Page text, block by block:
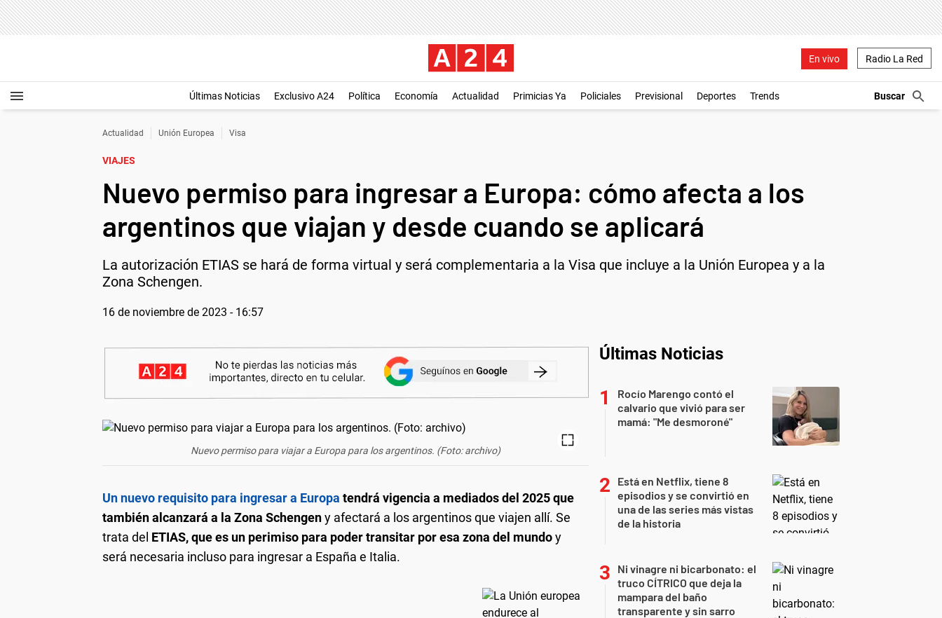
En vivo Radio La Red
Últimas Noticias Exclusivo A24 Política Economía Actualidad Primicias Ya Policiales Previsional Deportes Trends
Actualidad Unión Europea Visa
VIAJES
Nuevo permiso para ingresar a Europa: cómo afecta a los
argentinos que viajan y desde cuando se aplicará
La autorización ETIAS se hará de forma virtual y será complementaria a la Visa que incluye a la Unión Europea y a la
Zona Schengen.
16 de noviembre de 2023 - 16:57
Nuevo permiso para viajar a Europa para los argentinos. (Foto: archivo)
Un nuevo requisito para ingresar a Europa tendrá vigencia a mediados del 2025 que
también alcanzará a la Zona Schengeny afectará a los argentinos que viajen allí. Se
trata del ETIAS,que es un perimiso para poder transitar por esa zona del mundoy
será necesaria incluso para ingresar a España e Italia.
Últimas Noticias
Rocío Marengo contó el
calvario que vivió para ser
mamá: "Me desmoroné"
Está en Netflix, tiene 8
episodios y se convirtió en
una de las series más vistas
de la historia
Ni vinagre ni bicarbonato: el
truco CÍTRICO que deja la
mampara del baño
transparente y sin sarro